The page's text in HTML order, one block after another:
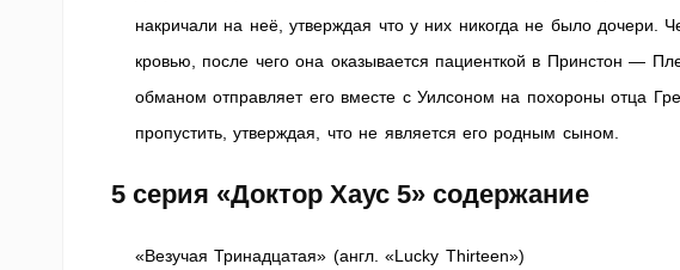
накричали на неё, утверждая что у них никогда не было дочери.
кровью, после чего она оказывается пациенткой в Принстон —
обманом отправляет его вместе с Уилсоном на похороны отца
пропустить, утверждая, что не является его родным сыном.
5 серия «Доктор Хаус 5» содержание
«Везучая Тринадцатая» (англ. «Lucky Thirteen»)